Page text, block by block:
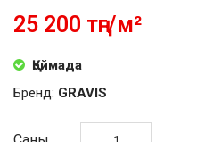
25 200 тңг/м²
Қоймада
Бренд: GRAVIS